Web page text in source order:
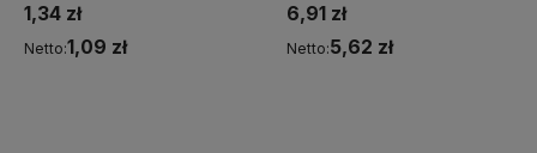
1,34 zł
Netto:1,09 zł
6,91 zł
Netto:5,62 zł